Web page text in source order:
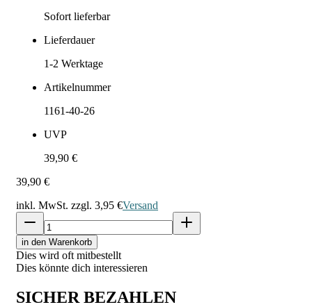
Sofort lieferbar
Lieferdauer
1-2 Werktage
Artikelnummer
1161-40-26
UVP
39,90 €
39,90 €
inkl. MwSt. zzgl. 3,95 €Versand
in den Warenkorb
Dies wird oft mitbestellt
Dies könnte dich interessieren
SICHER BEZAHLEN